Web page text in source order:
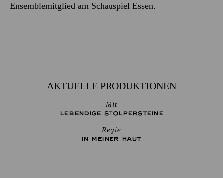
Ensemblemitglied am Schauspiel Essen.
AKTUELLE PRODUKTIONEN
Mit
LEBENDIGE STOLPER­STEINE
Regie
IN MEINER HAUT